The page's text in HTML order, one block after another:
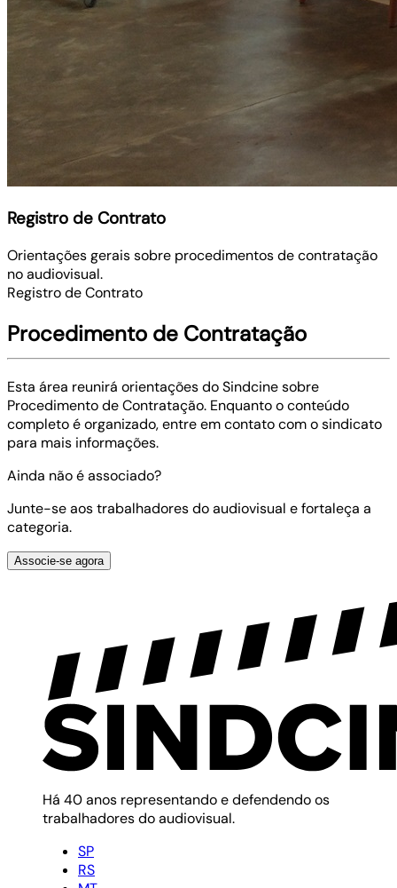
Registro de Contrato
Orientações gerais sobre procedimentos de contratação
no audiovisual.
Registro de Contrato
Procedimento de Contratação
Esta área reunirá orientações do Sindcine sobre
Procedimento de Contratação. Enquanto o conteúdo
completo é organizado, entre em contato com o sindicato
para mais informações.
Ainda não é associado?
Junte-se aos trabalhadores do audiovisual e fortaleça a
categoria.
Associe-se agora
Há 40 anos representando e defendendo os
trabalhadores do audiovisual.
SP
RS